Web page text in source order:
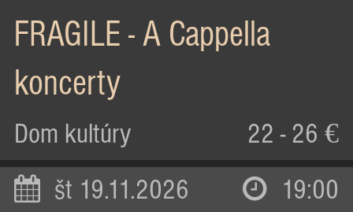
FRAGILE - A Cappella
koncerty
Dom kultúry 22 - 26 €
št 19.11.2026 19:00